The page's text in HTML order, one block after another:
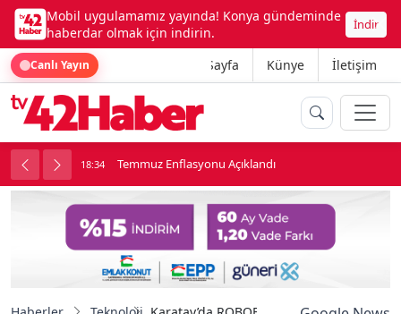
Mobil uygulamamız yayında! Konya gündeminde
haberdar olmak için indirin.
İndir
Canlı Yayın Ana Sayfa Künye İletişim
18:34 Temmuz Enflasyonu Açıklandı